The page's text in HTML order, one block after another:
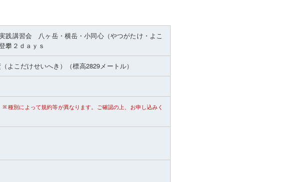
践講習会 八ヶ岳・横岳・小同心（やつがたけ・よこ
攀２ｄａｙｓ
よこだけせいへき） （標高2829メートル）
種別によって規約等が異なります。ご確認の上、お申し込みく